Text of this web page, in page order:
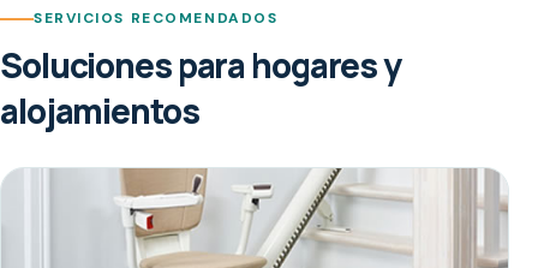
SERVICIOS RECOMENDADOS
Soluciones para hogares y
alojamientos